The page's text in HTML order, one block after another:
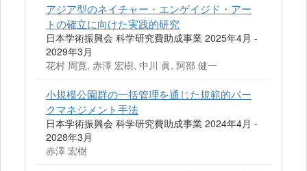
アジア型のネイチャー・エンゲイジド・アー
トの確立に向けた実践的研究
日本学術振興会 科学研究費助成事業 2025年4月 -
2029年3月
花村 周寛, 赤澤 宏樹, 中川 眞, 阿部 健一
小規模公園群の一括管理を通じた規範的パー
クマネジメント手法
日本学術振興会 科学研究費助成事業 2024年4月 -
2028年3月
赤澤 宏樹